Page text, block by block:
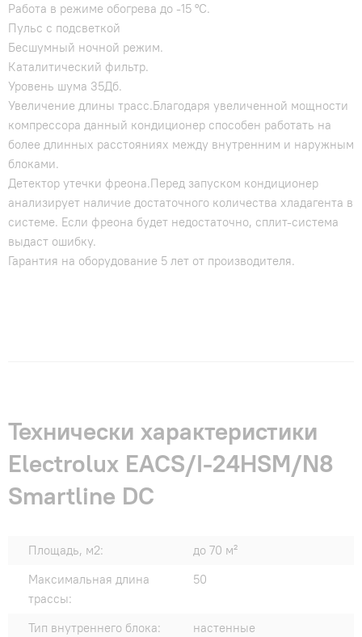
Работа в режиме обогрева до -15 ºС.
Пульс с подсветкой
Бесшумный ночной режим.
Каталитический фильтр.
Уровень шума 35Дб.
Увеличение длины трасс.Благодаря увеличенной мощности
компрессора данный кондиционер способен работать на
более длинных расстояниях между внутренним и наружным
блоками.
Детектор утечки фреона.Перед запуском кондиционер
анализирует наличие достаточного количества хладагента в
системе. Если фреона будет недостаточно, сплит-система
выдаст ошибку.
Гарантия на оборудование 5 лет от производителя.
Технически характеристики
Electrolux EACS/I-24HSM/N8
Smartline DC
Площадь, м2:
до 70 м²
Максимальная длина
трассы:
50
Тип внутреннего блока:
настенные